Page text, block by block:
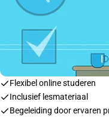
Flexibel online studeren
Inclusief lesmateriaal
Begeleiding door ervaren